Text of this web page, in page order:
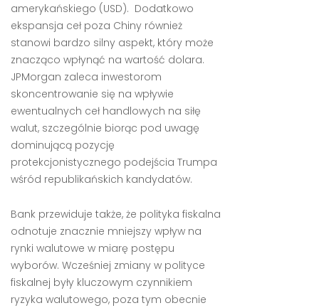
amerykańskiego (USD). Dodatkowo
ekspansja ceł poza Chiny również
stanowi bardzo silny aspekt, który może
znacząco wpłynąć na wartość dolara.
JPMorgan zaleca inwestorom
skoncentrowanie się na wpływie
ewentualnych ceł handlowych na siłę
walut, szczególnie biorąc pod uwagę
dominującą pozycję
protekcjonistycznego podejścia Trumpa
wśród republikańskich kandydatów.
Bank przewiduje także, że polityka fiskalna
odnotuje znacznie mniejszy wpływ na
rynki walutowe w miarę postępu
wyborów. Wcześniej zmiany w polityce
fiskalnej były kluczowym czynnikiem
ryzyka walutowego, poza tym obecnie